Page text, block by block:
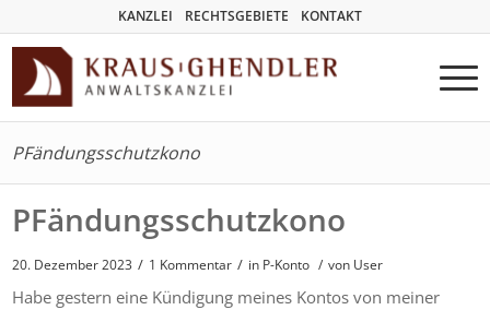
KANZLEI RECHTSGEBIETE KONTAKT
PFändungsschutzkono
PFändungsschutzkono
20. Dezember 2023 / 1 Kommentar / in P-Konto / von User
Habe gestern eine Kündigung meines Kontos von meiner